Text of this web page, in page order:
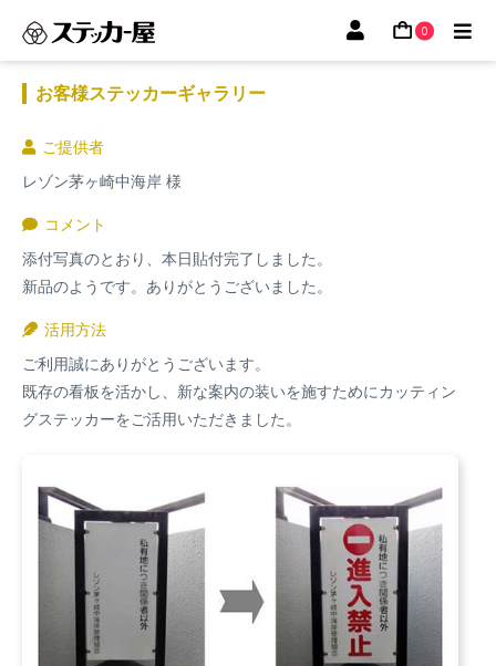
0
お客様ステッカーギャラリー
ご提供者
レゾン茅ヶ崎中海岸
コメント
添付写真のとおり、本日貼付完了しました。
新品のようです。ありがとうございました。
活用方法
ご利用誠にありがとうございます。
既存の看板を活かし、新な案内の装いを施すためにカッティン
グステッカーをご活用いただきました。